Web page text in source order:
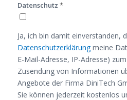
Datenschutz *
Ja, ich bin damit einverstanden,
Datenschutzerklärungmeine
E-Mail-Adresse, IP-Adresse)
Zusendung von Informationen
Angebote der Firma DiniTech
Sie können jederzeit kostenlos